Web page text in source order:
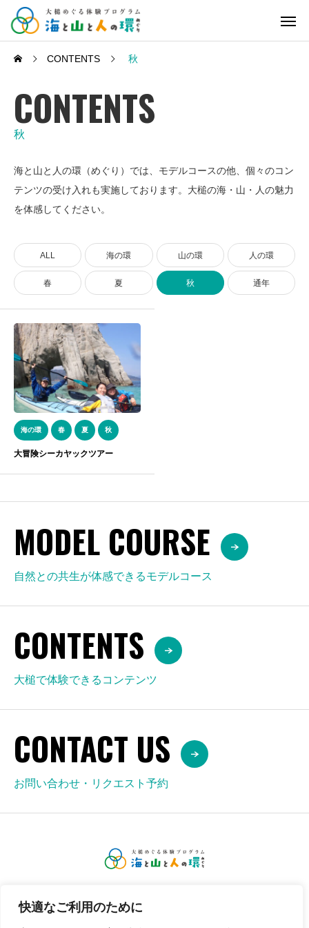
快適なご利用のために
CONTENTS 秋
CONTENTS
秋
海と山と人の環（めぐり）では、モデルコースの他、個々のコン
テンツの受け入れも実施しております。大槌の海・山・人の魅力
を体感してください。
ALL 海の環 山の環 人の環
春 夏 秋 通年
海の環 春 夏 秋
大冒険シーカヤックツアー
MODEL COURSE
自然との共生が体感できるモデルコース
CONTENTS
大槌で体験できるコンテンツ
CONTACT US
お問い合わせ・リクエスト予約
令和７年度良好な環境を活用した観光モデル事業